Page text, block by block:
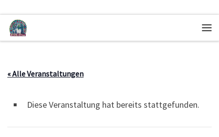
Zum Inhalt springen
« Alle Veranstaltungen
Diese Veranstaltung hat bereits stattgefunden.